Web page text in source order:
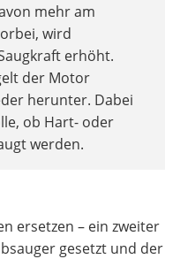
mehr am
wird
erhöht.
der Motor
herunter. Dabei
ob Hart- oder
werden.
ersetzen – ein zweiter
gesetzt und der